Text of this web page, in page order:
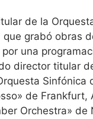
de la
que grabó obras
una
director titular
Sinfónica
de Frankfurt,
Orchestra» de